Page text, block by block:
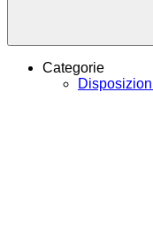
Categorie